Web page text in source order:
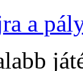
a